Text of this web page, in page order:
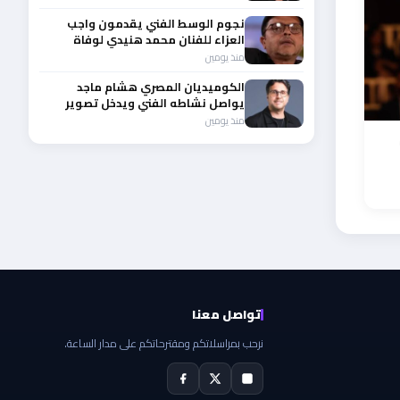
نجوم الوسط الفني يقدمون واجب
العزاء للفنان محمد هنيدي لوفاة
شقيقه الأكبر
منذ يومين
الكوميديان المصري هشام ماجد
يواصل نشاطه الفني ويدخل تصوير
عامل ميت
منذ يومين
تواصل معنا
نرحب بمراسلاتكم ومقترحاتكم على مدار الساعة.